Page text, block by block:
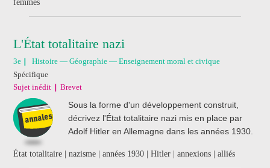
femmes
L'État totalitaire nazi
3e
Histoire — Géographie — Enseignement moral et civique
Spécifique
Sujet inédit
Brevet
Sous la forme d'un développement construit,
décrivez l'État totalitaire nazi mis en place par
Adolf Hitler en Allemagne dans les années 1930.
État totalitaire | nazisme | années 1930 | Hitler | annexions | alliés